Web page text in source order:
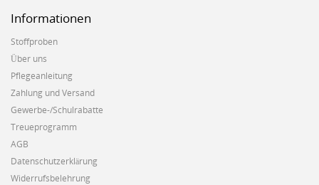
Informationen
Stoffproben
Über uns
Pflegeanleitung
Zahlung und Versand
Gewerbe-/Schulrabatte
Treueprogramm
AGB
Datenschutzerklärung
Widerrufsbelehrung